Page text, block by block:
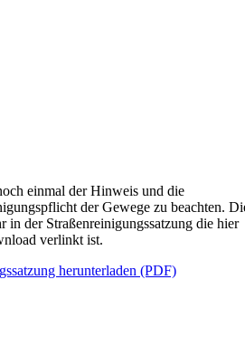
einmal der Hinweis und die
der Gewege zu beachten.
in der Straßenreinigungssatzung die hier
verlinkt ist.
herunterladen (PDF)